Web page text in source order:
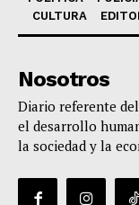
CULTURA
Nosotros
Diario referente
el desarrollo
la sociedad y la